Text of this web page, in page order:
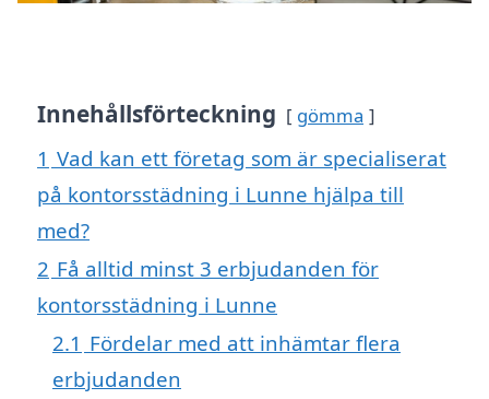
Innehållsförteckning gömma
1 Vad kan ett företag som är specialiserat
på kontorsstädning i Lunne hjälpa till
med?
2 Få alltid minst 3 erbjudanden för
kontorsstädning i Lunne
2.1 Fördelar med att inhämtar flera
erbjudanden